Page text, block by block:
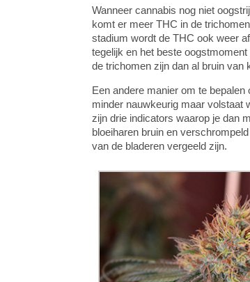
Wanneer cannabis nog niet
komt er meer THC in de
stadium wordt de THC ook weer
tegelijk en het beste
de trichomen zijn dan al bruin van
Een andere manier om te
minder nauwkeurig maar volstaat
zijn drie indicators waarop je dan
bloeiharen bruin en
van de bladeren vergeeld zijn.